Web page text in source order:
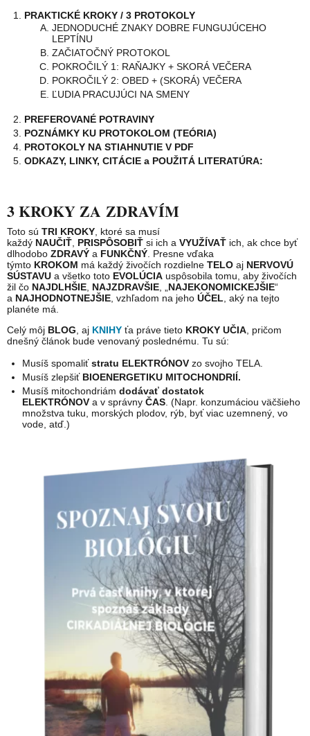
PRAKTICKÉ KROKY / 3 PROTOKOLY
JEDNODUCHÉ ZNAKY DOBRE FUNGUJÚCEHO
LEPTÍNU
ZAČIATOČNÝ PROTOKOL
POKROČILÝ 1: RAŇAJKY + SKORÁ VEČERA
POKROČILÝ 2: OBED + (SKORÁ) VEČERA
ĽUDIA PRACUJÚCI NA SMENY
PREFEROVANÉ POTRAVINY
POZNÁMKY KU PROTOKOLOM (TEÓRIA)
PROTOKOLY NA STIAHNUTIE V PDF
ODKAZY, LINKY, CITÁCIE a POUŽITÁ LITERATÚRA:
3 KROKY ZA ZDRAVÍM
Toto sú TRI KROKY , ktoré sa musí
každý NAUČIŤ PRISPÔSOBIŤ si ich a VYUŽÍVAŤ ich, ak chce byť
dlhodobo ZDRAVÝ a FUNKČNÝ . Presne vďaka
týmto KROKOM má každý živočích rozdielne TELO aj NERVOVÚ
SÚSTAVU a všetko toto EVOLÚCIA uspôsobila tomu, aby živočích
žil čo NAJDLHŠIE NAJZDRAVŠIE NAJEKONOMICKEJŠIE“
a NAJHODNOTNEJŠIE , vzhľadom na jeho ÚČEL , aký na tejto
planéte má.
Celý môj BLOG , aj KNIHY ťa práve tieto KROKY UČIA , pričom
dnešný článok bude venovaný poslednému. Tu sú:
Musíš spomaliťstratu ELEKTRÓNOV zo svojho TELA.
Musíš zlepšiť BIOENERGETIKU MITOCHONDRIÍ.
Musíš mitochondriámdodávať dostatok
ELEKTRÓNOV a v správnyČAS . (Napr. konzumáciou väčšieho
množstva tuku, morských plodov, rýb, byť viac uzemnený, vo
vode, atď.)